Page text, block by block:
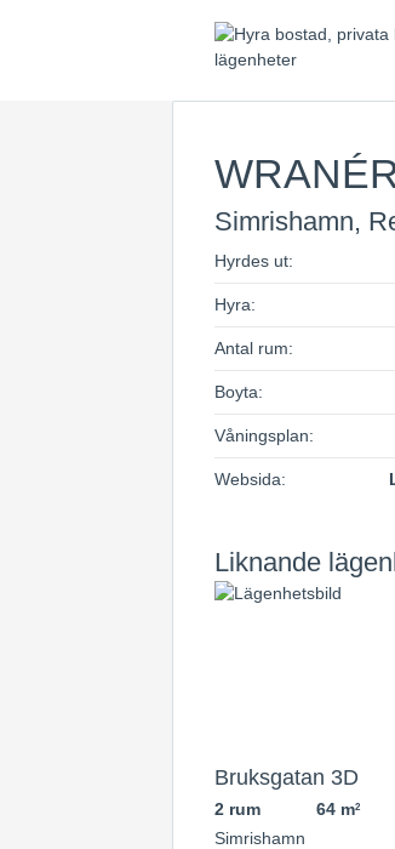
Simrishamn,
Hyrdes ut:
Hyra:
Antal rum:
Boyta:
Våningsplan:
Websida:
Liknande
Bruksgatan 3D
2 rum 64 m2
Simrishamn